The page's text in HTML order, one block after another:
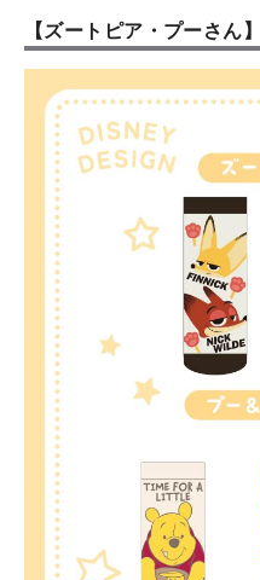
【ズートピア・プーさん